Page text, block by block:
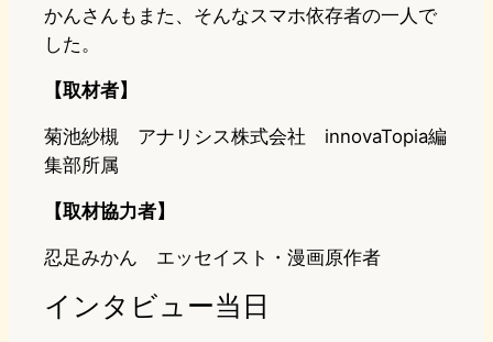
かんさんもまた、そんなスマホ依存者の一人で
した。
【取材者】
菊池紗槻 アナリシス株式会社 innovaTopia編
集部所属
【取材協力者】
忍足みかん エッセイスト・漫画原作者
インタビュー当日